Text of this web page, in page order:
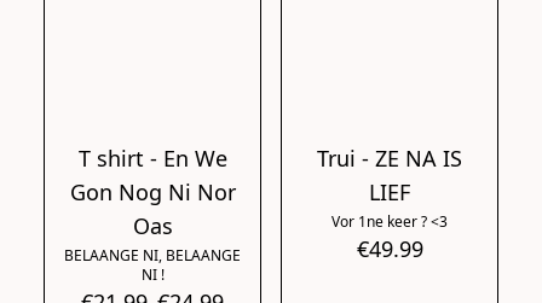
T shirt - En We
Gon Nog Ni Nor
Oas
BELAANGE NI, BELAANGE
NI !
Trui - ZE NA IS
LIEF
Vor 1ne keer ? <3
€49.99